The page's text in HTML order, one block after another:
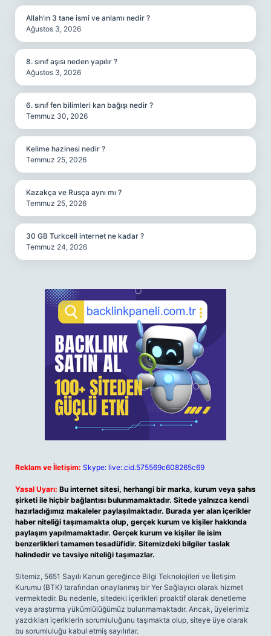
Allah’ın 3 tane ismi ve anlamı nedir ?
Ağustos 3, 2026
8. sınıf aşısı neden yapılır ?
Ağustos 3, 2026
6. sınıf fen bilimleri kan bağışı nedir ?
Temmuz 30, 2026
Kelime hazinesi nedir ?
Temmuz 25, 2026
Kazakça ve Rusça aynı mı ?
Temmuz 25, 2026
30 GB Turkcell internet ne kadar ?
Temmuz 24, 2026
Reklam ve İletişim: Skype: live:.cid.575569c608265c69
Yasal Uyarı: Bu internet sitesi, herhangi bir marka, kurum veya şahıs
şirketi ile hiçbir bağlantısı bulunmamaktadır. Sitede yalnızca kendi
hazırladığımız makaleler paylaşılmaktadır. Burada yer alan içerikler
haber niteliği taşımamakta olup, gerçek kurum ve kişiler hakkında
paylaşım yapılmamaktadır. Gerçek kurum ve kişiler ile isim
benzerlikleri tamamen tesadüfidir. Sitemizdeki bilgiler taslak
halindedir ve tavsiye niteliği taşımazlar.
Sitemiz, 5651 Sayılı Kanun gereğince Bilgi Teknolojileri ve İletişim
Kurumu (BTK) tarafından onaylanmış bir Yer Sağlayıcı olarak hizmet
vermektedir. Bu nedenle, sitedeki içerikleri proaktif olarak denetleme
veya araştırma yükümlülüğümüz bulunmamaktadır. Ancak, üyelerimiz
yazdıkları içeriklerin sorumluluğunu taşımakta olup, siteye üye olarak
bu sorumluluğu kabul etmiş sayılırlar.